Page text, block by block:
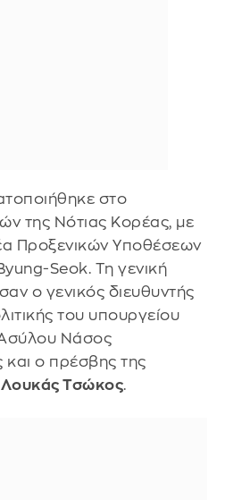
στο
της Νότιας Κορέας, με
Προξενικών Υποθέσεων
Seok. Τη γενική
ο γενικός διευθυντής
του υπουργείου
Νάσος
και ο πρέσβης της
Λουκάς Τσώκος.